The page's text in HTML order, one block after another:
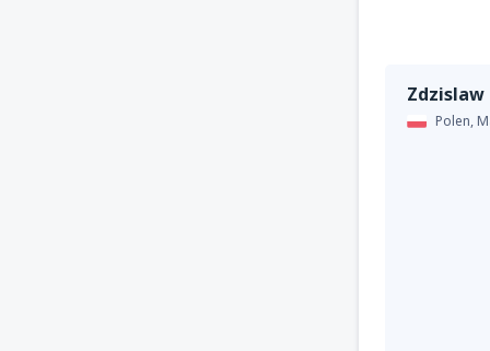
Zdzislaw
Polen,